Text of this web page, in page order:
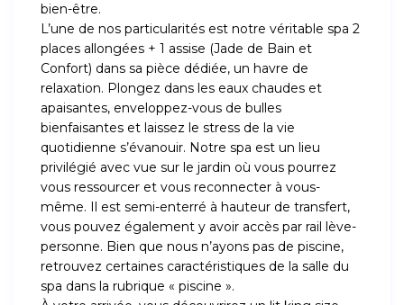
bien-être.
L’une de nos particularités est notre véritable spa 2
places allongées + 1 assise (Jade de Bain et
Confort) dans sa pièce dédiée, un havre de
relaxation. Plongez dans les eaux chaudes et
apaisantes, enveloppez-vous de bulles
bienfaisantes et laissez le stress de la vie
quotidienne s’évanouir. Notre spa est un lieu
privilégié avec vue sur le jardin où vous pourrez
vous ressourcer et vous reconnecter à vous-
même. Il est semi-enterré à hauteur de transfert,
vous pouvez également y avoir accès par rail lève-
personne. Bien que nous n’ayons pas de piscine,
retrouvez certaines caractéristiques de la salle du
spa dans la rubrique « piscine ».